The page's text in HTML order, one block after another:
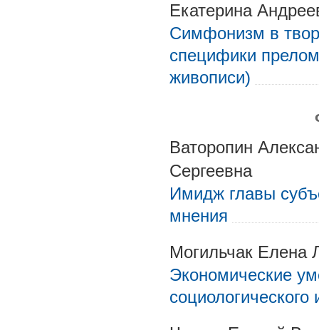
Екатерина
Симфонизм в
специфики
живописи)
Ваторопин
Сергеевна
Имидж главы
мнения
Могильчак Елена
Экономические
социологического